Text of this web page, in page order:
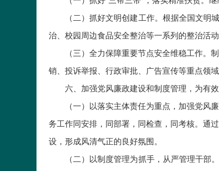
（二）抓好文明创建工作。根据全国文
治、校园周边食品安全整治等一系列的整治活动
（三）全力保障重要节点安全维稳工作
销、投诉举报、行政审批、广告宣传等重点领
六、加强党风廉政建设和制度管理，为有
（一）以落实主体责任为重点，加强党
务工作同安排，同部署，同检查，同考核。通
设，形成风清气正的良好氛围。
（二）以制度管理为抓手，从严管理干